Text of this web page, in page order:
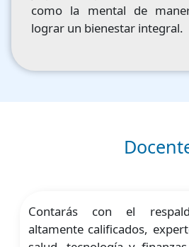
como la mental de
lograr un bienestar integral.
Contarás con el
altamente calificados,